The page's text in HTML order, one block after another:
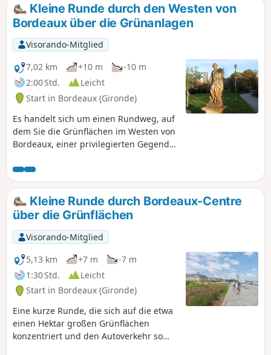
Kleine Runde durch den Westen von
Bordeaux über die Grünanlagen
Visorando-Mitglied
7,02 km
+10 m
-10 m
2:00 Std.
Leicht
Start in Bordeaux (Gironde)
Es handelt sich um einen Rundweg, auf
dem Sie die Grünflächen im Westen von
Bordeaux, einer privilegierten Gegend,
Städten gilt die Luft im Westen, die vom
Meer kommt, als gesünder. In diesem
Viertel gibt es viele ruhige und
schattige Straßen, gepflegte Parks und
Plätze, die nachts geschlossen sind. Die
Strecke kann mit dem Fahrrad
zurückgelegt werden, wobei Vorsicht
geboten ist.
Kleine Runde durch Bordeaux-Centre
über die Grünflächen
Visorando-Mitglied
5,13 km
+7 m
-7 m
1:30 Std.
Leicht
Start in Bordeaux (Gironde)
Eine kurze Runde, die sich auf die etwa
einen Hektar großen Grünflächen
konzentriert und den Autoverkehr so